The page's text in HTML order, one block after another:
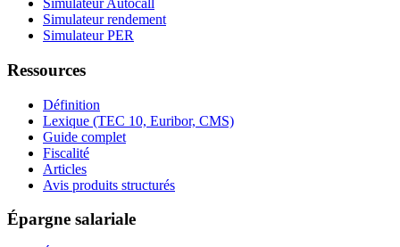
Simulateur Autocall
Simulateur rendement
Simulateur PER
Ressources
Définition
Lexique (TEC 10, Euribor, CMS)
Guide complet
Fiscalité
Articles
Avis produits structurés
Épargne salariale